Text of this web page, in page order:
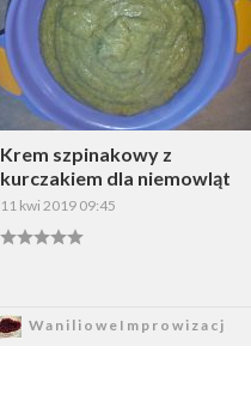
Krem szpinakowy z
kurczakiem dla niemowląt
11 kwi 2019 09:45
WanilioweImprowizacj
Wybierz listę: